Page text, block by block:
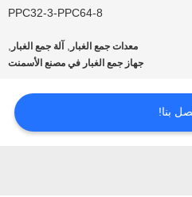
PPC32-3-PPC64-8
معدات جمع الغبار , آلة جمع الغبار ,
جهاز جمع الغبار في مصنع الأسمنت
بنا!